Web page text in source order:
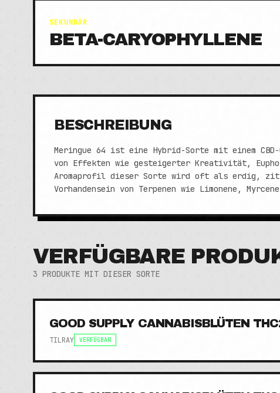
SEKUNDÄR
BETA-CARYOPHYLLENE
BESCHREIBUNG
Meringue 64 ist eine Hybrid-Sorte mit einem
von Effekten wie gesteigerter Kreativität,
Aromaprofil dieser Sorte wird oft als erdig,
Vorhandensein von Terpenen wie Limonene,
VERFÜGBARE
3 PRODUKTE MIT DIESER SORTE
GOOD SUPPLY CANNABISBLÜTEN
TILRAY VERFÜGBAR